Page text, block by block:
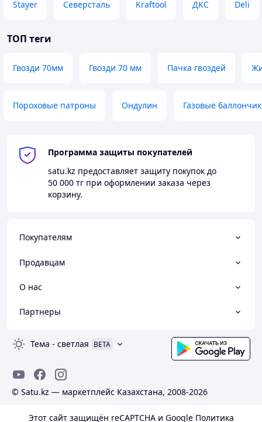
Stayer Северсталь Kraftool ДКС Deli
ТОП теги
Гвозди 70мм Гвозди 70 мм Пачка гвоздей
Пороховые патроны Ондулин Газовые
Программа защиты покупателей
satu.kz предоставляет защиту покупок до
50 000 тг при оформлении заказа через
корзину.
Покупателям
Продавцам
О нас
Партнеры
Тема - светлая BETA
© Satu.kz — маркетплейс Казахстана, 2008-2026
Этот сайт защищён reCAPTCHA и Google Политика